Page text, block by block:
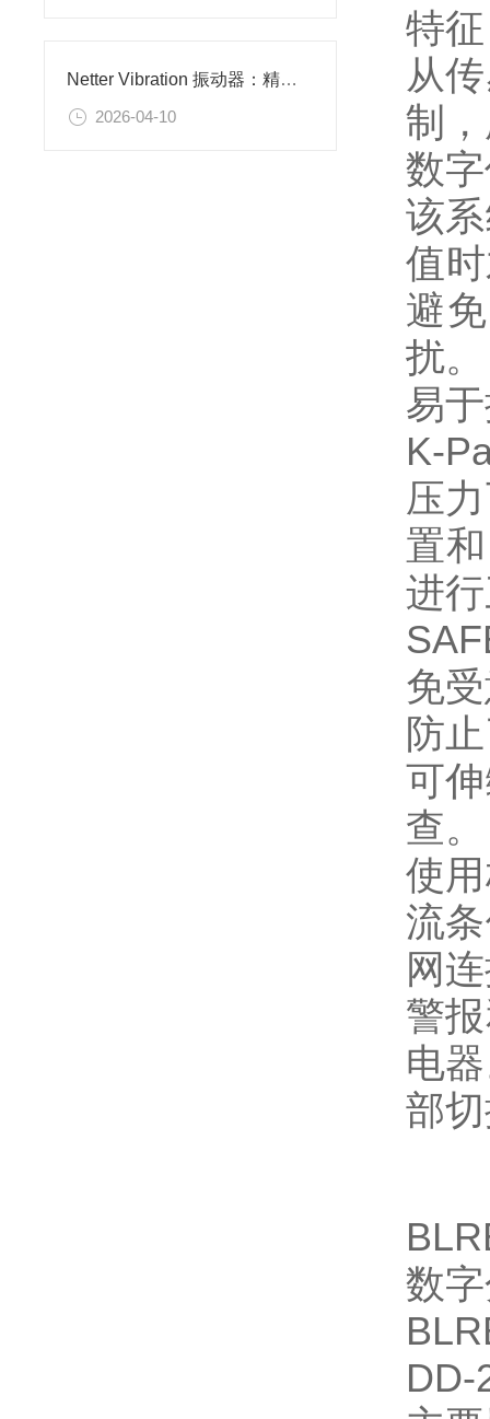
Netter Vibration 振动器：精密震动科技开创健康与效率新体验
2026-04-10
特征
从
制
数
该
值
避
扰。
易
K-
压
置
进
免
防
可
查。
使
流
网
警
电
部
数
DD-